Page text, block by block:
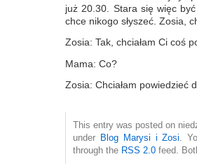
już 20.30. Stara się więc
chce nikogo słyszeć. Zosia,
Zosia: Tak, chciałam Ci coś
Mama: Co?
Zosia: Chciałam powiedzieć
This entry was posted on
under Blog Marysi i Zosi.
through the RSS 2.0 feed.